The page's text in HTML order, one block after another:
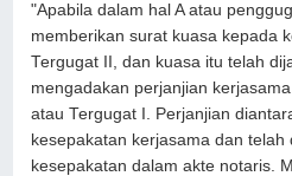
"Apabila dalam hal A atau
memberikan surat kuasa kepada
Tergugat II, dan kuasa itu telah
mengadakan perjanjian
atau Tergugat I. Perjanjian
kesepakatan kerjasama dan telah
kesepakatan dalam akte notaris.